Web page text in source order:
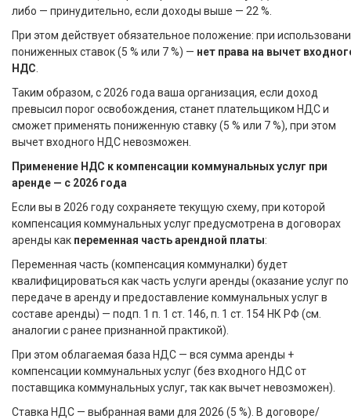
либо — принудительно, если доходы выше — 22 %.
При этом действует обязательное положение: при
пониженных ставок (5 % или 7 %) — нет права на вычет
НДС
Таким образом, с 2026 года ваша организация, если доход
превысил порог освобождения, станет плательщиком НДС и
сможет применять пониженную ставку (5 % или 7 %), при этом
вычет входного НДС невозможен.
Применение НДС к компенсации коммунальных услуг при
аренде — с 2026 года
Если вы в 2026 году сохраняете текущую схему, при которой
компенсация коммунальных услуг предусмотрена в договорах
аренды как переменная часть арендной платы:
Переменная часть (компенсация коммуналки) будет
квалифицироваться как часть услуги аренды (оказание услуг по
передаче в аренду и предоставление коммунальных услуг в
составе аренды) — подп. 1 п. 1 ст. 146, п. 1 ст. 154 НК РФ (см.
аналогии с ранее признанной практикой).
При этом облагаемая база НДС — вся сумма аренды +
компенсации коммунальных услуг (без входного НДС от
поставщика коммунальных услуг, так как вычет невозможен).
Ставка НДС — выбранная вами для 2026 (5 %). В договоре/